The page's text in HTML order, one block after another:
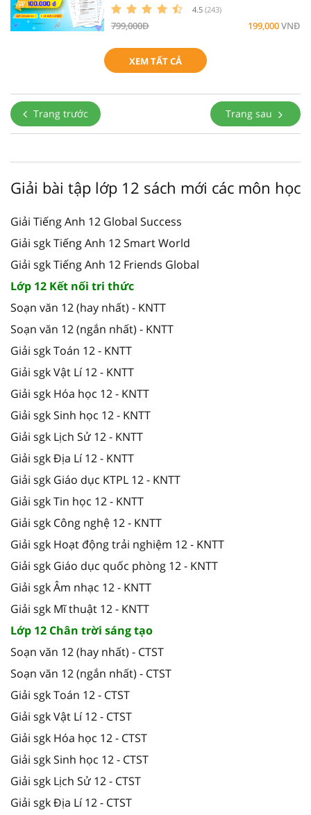
4.5 (243)
799,000Đ 199,000VNĐ
XEM TẤT CẢ
Trang trước Trang sau
Giải bài tập lớp 12 sách mới các môn học
Giải Tiếng Anh 12 Global Success
Giải sgk Tiếng Anh 12 Smart World
Giải sgk Tiếng Anh 12 Friends Global
Lớp 12 Kết nối tri thức
Soạn văn 12 (hay nhất) - KNTT
Soạn văn 12 (ngắn nhất) - KNTT
Giải sgk Toán 12 - KNTT
Giải sgk Vật Lí 12 - KNTT
Giải sgk Hóa học 12 - KNTT
Giải sgk Sinh học 12 - KNTT
Giải sgk Lịch Sử 12 - KNTT
Giải sgk Địa Lí 12 - KNTT
Giải sgk Giáo dục KTPL 12 - KNTT
Giải sgk Tin học 12 - KNTT
Giải sgk Công nghệ 12 - KNTT
Giải sgk Hoạt động trải nghiệm 12 - KNTT
Giải sgk Giáo dục quốc phòng 12 - KNTT
Giải sgk Âm nhạc 12 - KNTT
Giải sgk Mĩ thuật 12 - KNTT
Lớp 12 Chân trời sáng tạo
Soạn văn 12 (hay nhất) - CTST
Soạn văn 12 (ngắn nhất) - CTST
Giải sgk Toán 12 - CTST
Giải sgk Vật Lí 12 - CTST
Giải sgk Hóa học 12 - CTST
Giải sgk Sinh học 12 - CTST
Giải sgk Lịch Sử 12 - CTST
Giải sgk Địa Lí 12 - CTST